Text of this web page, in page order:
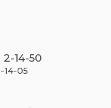
2-14-50
14-05